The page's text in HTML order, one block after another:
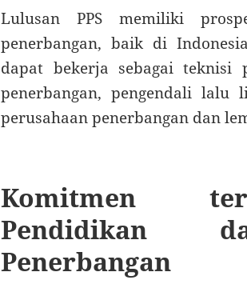
Lulusan PPS memiliki
penerbangan, baik di
dapat bekerja sebagai teknisi
penerbangan, pengendali
perusahaan penerbangan dan
Komitmen
Pendidikan
Penerbangan